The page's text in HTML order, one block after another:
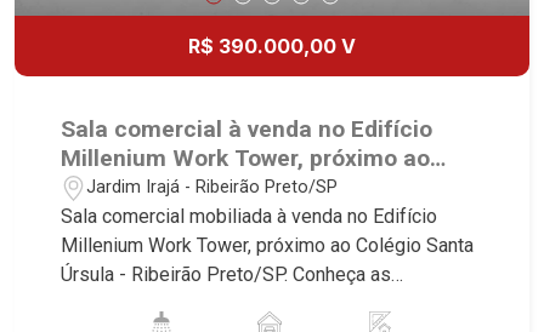
R$ 390.000,00 V
Sala comercial à venda no Edifício
Millenium Work Tower, próximo ao
Colégio Santa Úrsula - Ribeirão
Preto/SP.
Jardim Irajá - Ribeirão Preto/SP
Sala comercial mobiliada à venda no Edifício
Millenium Work Tower, próximo ao Colégio Santa
Úrsula - Ribeirão Preto/SP. Conheça as